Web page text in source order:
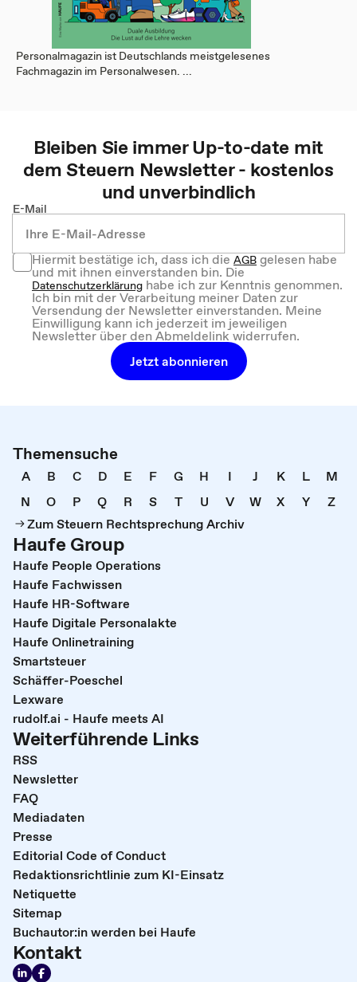
Personalmagazin ist Deutschlands meistgelesenes
Fachmagazin im Personalwesen. ...
Bleiben Sie immer Up-to-date mit
demSteuern Newsletter - kostenlos
und unverbindlich
E-Mail
Hiermit bestätige ich, dass ich dieAGBgelesen habe
und mit ihnen einverstanden bin. Die
Datenschutzerklärung habe ich zur Kenntnis genommen.
Ich bin mit der Verarbeitung meiner Daten zur
Versendung der Newsletter einverstanden. Meine
Einwilligung kann ich jederzeit im jeweiligen
Newsletter über den Abmeldelink widerrufen.
Jetzt abonnieren
Themensuche
A B C D E F G H I J K L
M
N
O P Q R S T U V W X Y
Z
Zum Steuern Rechtsprechung Archiv
Haufe Group
Haufe People Operations
Haufe Fachwissen
Haufe HR-Software
Haufe Digitale Personalakte
Haufe Onlinetraining
Smartsteuer
Schäffer-Poeschel
Lexware
rudolf.ai - Haufe meets AI
Weiterführende Links
RSS
Newsletter
FAQ
Mediadaten
Presse
Editorial Code of Conduct
Redaktionsrichtlinie zum KI-Einsatz
Netiquette
Sitemap
Buchautor:in werden bei Haufe
Kontakt